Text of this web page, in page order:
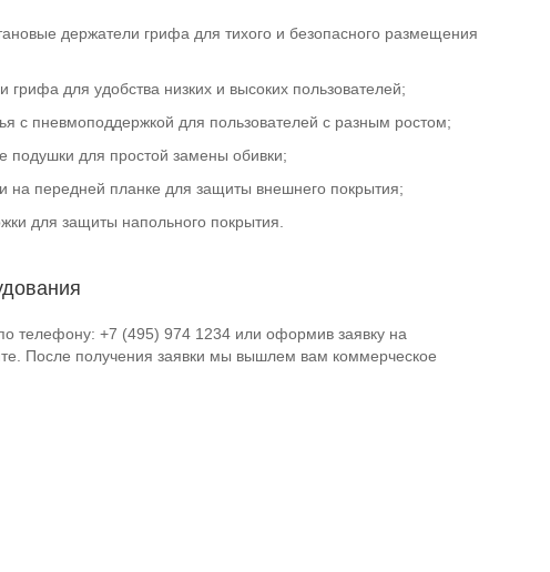
держатели грифа для тихого и безопасного размещения
грифа для удобства низких и высоких пользователей;
с пневмоподдержкой для пользователей с разным ростом;
подушки для простой замены обивки;
на передней планке для защиты внешнего покрытия;
для защиты напольного покрытия.
телефону: +7 (495) 974 1234 или оформив заявку на
После получения заявки мы вышлем вам коммерческое